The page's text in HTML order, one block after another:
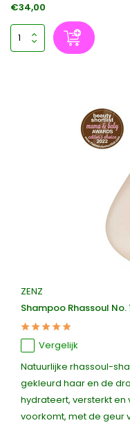
€34,00
ZENZ
Shampoo Rhassoul No.
Vergelijk
Natuurlijke rhassoul-
gekleurd haar en de
hydrateert, versterkt
voorkomt, met de geur